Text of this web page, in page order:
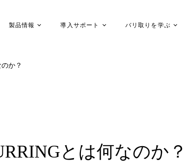
製品情報 導入サポート バリ取りを学ぶ
か？
とは何なのか？